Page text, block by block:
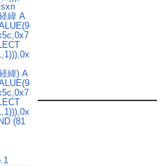
緯 A
緯) A
(81